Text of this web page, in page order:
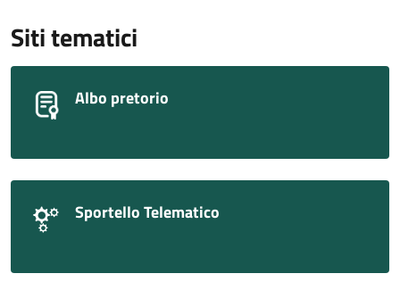
Siti tematici
Albo pretorio
Sportello Telematico